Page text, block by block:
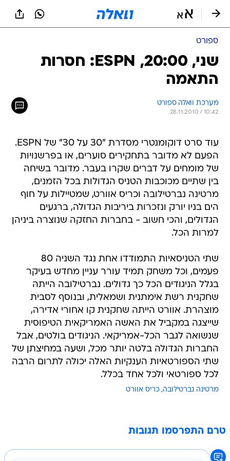
ספורט
שני, 20:00, ESPN: חסרות
התאמה
מערכת וואלה ספורט
28.11.2010 / 10:42
עוד סרט דוקומנטרי מסדרת "30 על 30" של ESPN.
הפעם לא מדובר בתחקירים סוערים, או בפרשנויות
של מומחים על דברים שקרו בעבר. מדובר בשיחה
בין שתיים מכוכבות הטניס הגדולות בכל הזמנים,
מרטינה נברטילובה וכריס אוורט, שמטיילות על חוף
הים בניו יורק ונזכרות ביריבות הגדולה, ברגעים
הגדולים, והכי חשוב - בחברות החזקה שנוצרה ביניהן
למרות הכל.
שתי הטניסאיות התמודדו אחת נגד השניה 80
פעמים, וכל משחק תמיד עורר עניין מחדש בעיקר
בגלל הניגודים הכל כך גדולים. נברטילובה הייתה
שחקנית רשת אימתנית ושמאלית, ובנוסף לסבית
מוצהרת. אוורט הייתה שחקנית קו אחורי אדירה,
שייצגה במקביל את האשה האמריקאית הטיפוסית
שנשואה לגבר הכל-אמריקאי. הניגודים בולטים, אבל
החברות הגדולה בלטה יותר מכל, ושעה במחיצתן של
שתי הספורטאיות הענקיות האלה יכולה לתרום הרבה
לכל ספורטאי ולכל אחד בכלל.
מרטינה נברטילובה כריס אוורט
טרם התפרסמו תגובות